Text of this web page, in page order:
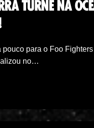
TURNÊ NA
para o Foo
no…